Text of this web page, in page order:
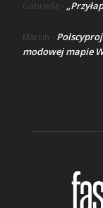
Gabriella -
Marcin -
modowej mapie